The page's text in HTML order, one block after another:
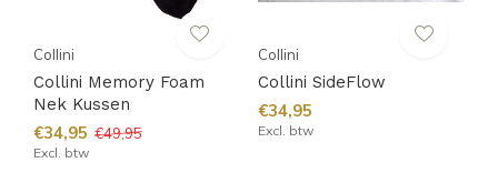
Collini
Collini Memory Foam
Nek Kussen
€34,95 €49,95
Excl. btw
Collini
Collini SideFlow
€34,95
Excl. btw